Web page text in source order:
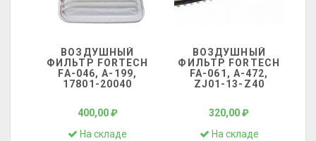
ВОЗДУШНЫЙ
ФИЛЬТР FORTECH
FA-046, A-199,
17801-20040
400,00 ₽
На складе
ВОЗДУШНЫЙ
ФИЛЬТР FORTECH
FA-061, A-472,
ZJ01-13-Z40
320,00 ₽
На складе